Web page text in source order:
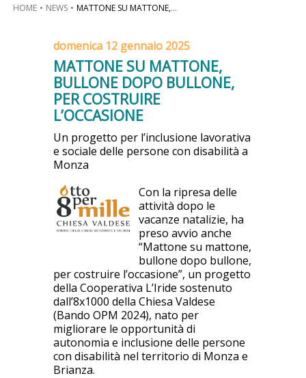
HOME NEWS MATTONE SU MATTONE,...
domenica 12 gennaio 2025
MATTONE SU MATTONE,
BULLONE DOPO BULLONE,
PER COSTRUIRE
L’OCCASIONE
Un progetto per l’inclusione lavorativa
e sociale delle persone con disabilità a
Monza
Con la ripresa delle
attività dopo le
vacanze natalizie, ha
preso avvio anche
“Mattone su mattone,
bullone dopo bullone,
per costruire l’occasione”, un progetto
della Cooperativa L’Iride sostenuto
dall’8x1000 della Chiesa Valdese
(Bando OPM 2024), nato per
migliorare le opportunità di
autonomia e inclusione delle persone
con disabilità nel territorio di Monza e
Brianza.